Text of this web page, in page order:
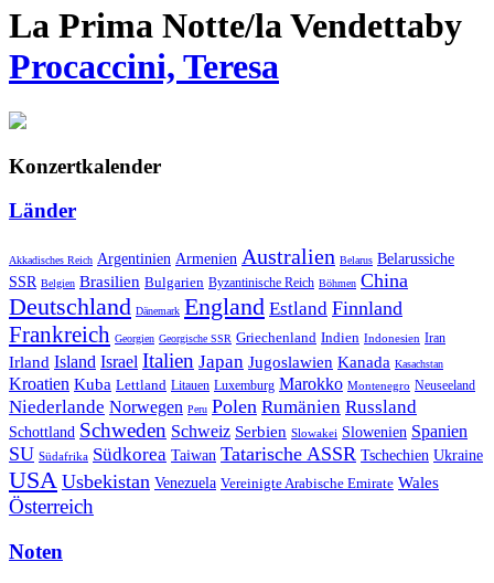
La Prima Notte/la Vendettaby
Procaccini, Teresa
Konzertkalender
Länder
Akkadisches Reich Argentinien Armenien Australien Belarus Belarussiche
SSR Belgien Brasilien Bulgarien Byzantinische Reich Böhmen China
Deutschland Dänemark England Estland Finnland
Frankreich Georgien Georgische SSR Griechenland Indien Indonesien Iran
Irland Island Israel Italien Japan Jugoslawien Kanada Kasachstan
Kroatien Kuba Lettland Litauen Luxemburg Marokko Montenegro Neuseeland
Niederlande Norwegen Peru Polen Rumänien Russland
Schottland Schweden Schweiz Serbien Slowakei Slowenien Spanien
SU Südafrika Südkorea Taiwan Tatarische ASSR Tschechien Ukraine
USA Usbekistan Venezuela Vereinigte Arabische Emirate Wales
Österreich
Noten